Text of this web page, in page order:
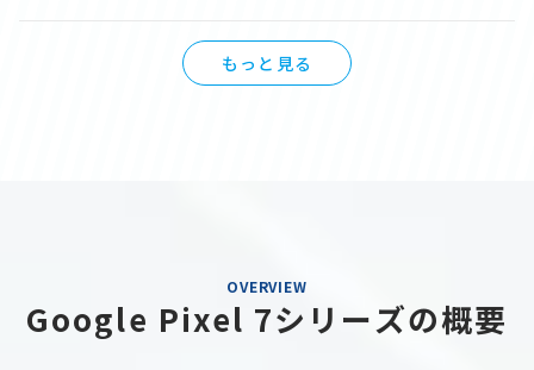
もっと見る
OVERVIEW
Google Pixel 7シリーズの概要